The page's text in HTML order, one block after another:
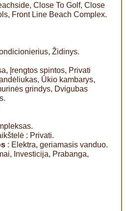
Close To Golf, Close
Front Line Beach Complex.
Židinys.
Įrengtos spintos, Privati
Ūkio kambarys,
grindys, Dvigubas
: Privati.
: Elektra, geriamasis vanduo.
Investicija, Prabanga,